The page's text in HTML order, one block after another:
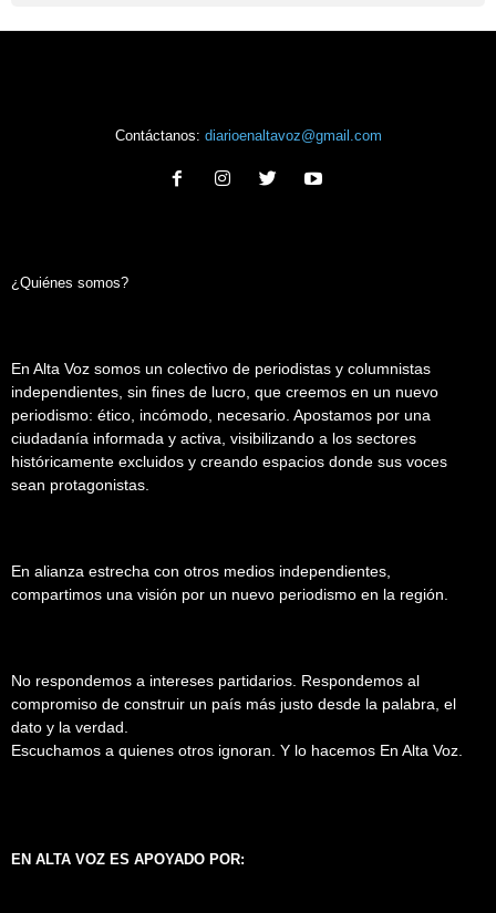
Contáctanos: diarioenaltavoz@gmail.com
¿Quiénes somos?
En Alta Voz somos un colectivo de periodistas y columnistas
independientes, sin fines de lucro, que creemos en un nuevo
periodismo: ético, incómodo, necesario. Apostamos por una
ciudadanía informada y activa, visibilizando a los sectores
históricamente excluidos y creando espacios donde sus voces
sean protagonistas.
En alianza estrecha con otros medios independientes,
compartimos una visión por un nuevo periodismo en la región.
No respondemos a intereses partidarios. Respondemos al
compromiso de construir un país más justo desde la palabra, el
dato y la verdad.
Escuchamos a quienes otros ignoran. Y lo hacemos En Alta Voz.
EN ALTA VOZ ES APOYADO POR: